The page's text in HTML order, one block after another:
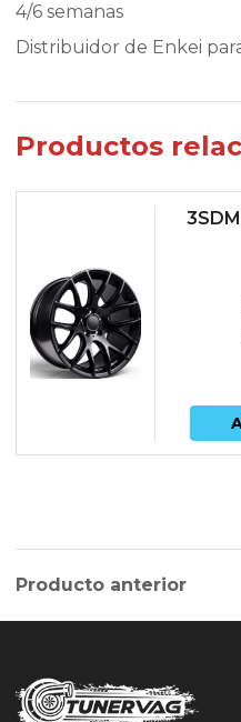
4/6 semanas
Distribuidor de Enkei
Productos
Producto anterior